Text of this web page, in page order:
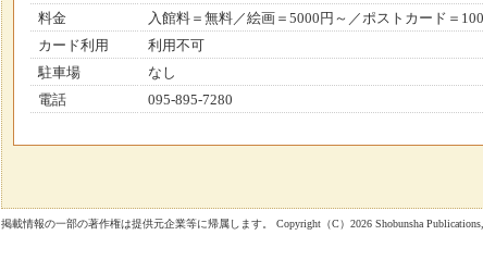
料金
入館料＝無料／絵画＝5000円～／ポストカード＝
カード利用
利用不可
駐車場
なし
電話
095-895-7280
掲載情報の一部の著作権は提供元企業等に帰属します。 Copyright（C）2026 Shobunsha